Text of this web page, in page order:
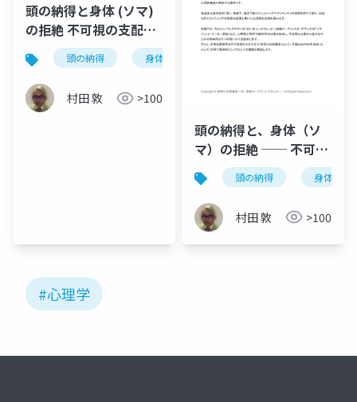
頭の納得と身体 (ソマ)
の拒絶 不可視の支配を
解体し自らの「赤い
糸」を手繰り寄せる心
理学
頭の納得 身体の拒絶
村田 敦 >100
頭の納得と、身体（ソ
マ）の拒絶 ── 不可視
の支配を解体し、自ら
の「赤い糸」を手繰り
寄せる心理学
頭の納得 身体の拒
村田 敦 >100
#心理学